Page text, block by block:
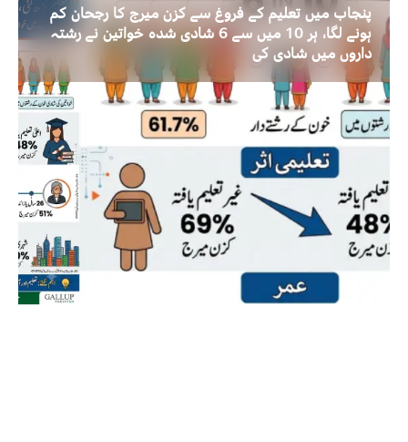
پنجاب میں تعلیم کے فروغ سے کزن میرج کا رجحان کم
ہونے لگا، ہر 10 میں سے 6 شادی شدہ خواتین نے رشتہ
داروں میں شادی کی